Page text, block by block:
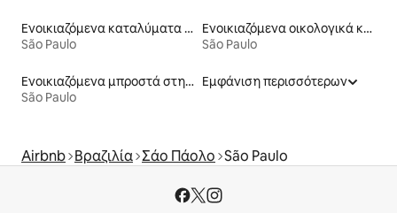
Ενοικιαζόμενα καταλύματα με πισίνα
São Paulo
Ενοικιαζόμενα οικολογικά καταλύματα στη φύση
São Paulo
Ενοικιαζόμενα μπροστά στη θάλασσα
São Paulo
Εμφάνιση περισσότερων
Airbnb Βραζιλία Σάο Πάολο São Paulo